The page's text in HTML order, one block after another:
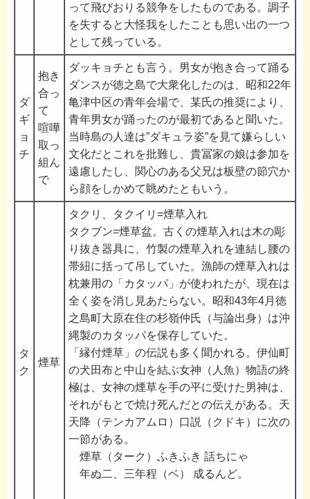
って飛びおりる競争をしたものである。調子
を失すると大怪我をしたことも思い出の一つ
として残っている。
ダ
ギ
ョ
チ
抱き
合っ
て
喧嘩
取っ
組ん
で
ダッキョチとも言う。男女が抱き合って踊る
ダンスが徳之島で大衆化したのは、昭和22年
亀津中区の青年会場で、某氏の推奨により、
青年男女が踊ったのが最初であると聞いた。
当時島の人達は”ダキュラ姿”を見て嫌らしい
文化だとこれを批難し、貴冨家の娘は参加を
遠慮したし、関心のある父兄は板壁の節穴か
ら顔をしかめて眺めたともいう。
タ
ク
煙草
タクリ、タクイリ=煙草入れ
タクブン=煙草盆。古くの煙草入れは木の彫
り抜き器具に、竹製の煙草入れを連結し腰の
帯紐に括って吊していた。漁師の煙草入れは
枕兼用の「カタッパ」が使われたが、現在は
全く姿を消し見あたらない。昭和43年4月徳
之島町大原在住の杉嶺仲氏（与論出身）は沖
縄製のカタッパを保存していた。
「縁付煙草」の伝説も多く聞かれる。伊仙町
の犬田布と中山を結ぶ女神（人魚）物語の終
極は、女神の煙草を手の平に受けた男神は、
それがもとで焼け死んだとの伝えがある。天
天降（テンカアムロ）口説（クドキ）に次の
一節がある。
煙草（ターク）ふきふき 話ちにゃ
年ぬ二、三年程（ベ） 成るんど。